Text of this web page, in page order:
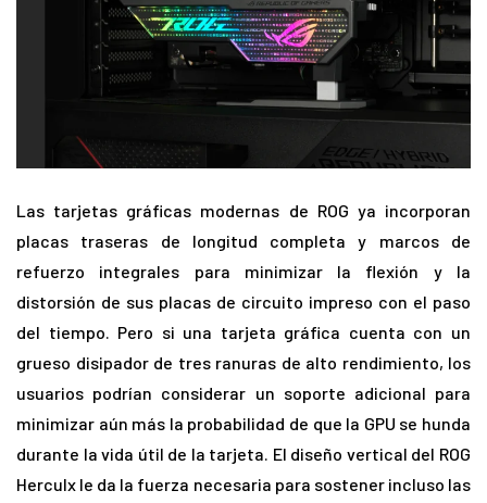
Las tarjetas gráficas modernas de ROG ya incorporan
placas traseras de longitud completa y marcos de
refuerzo integrales para minimizar la flexión y la
distorsión de sus placas de circuito impreso con el paso
del tiempo. Pero si una tarjeta gráfica cuenta con un
grueso disipador de tres ranuras de alto rendimiento, los
usuarios podrían considerar un soporte adicional para
minimizar aún más la probabilidad de que la GPU se hunda
durante la vida útil de la tarjeta. El diseño vertical del ROG
Herculx le da la fuerza necesaria para sostener incluso las